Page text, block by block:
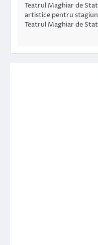
Teatrul Maghiar de
artistice pentru
Teatrul Maghiar de